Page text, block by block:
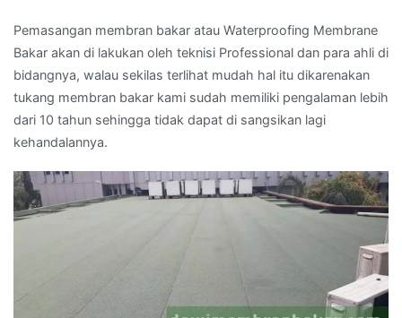
Pemasangan membran bakar atau Waterproofing Membrane
Bakar akan di lakukan oleh teknisi Professional dan para ahli di
bidangnya, walau sekilas terlihat mudah hal itu dikarenakan
tukang membran bakar kami sudah memiliki pengalaman lebih
dari 10 tahun sehingga tidak dapat di sangsikan lagi
kehandalannya.